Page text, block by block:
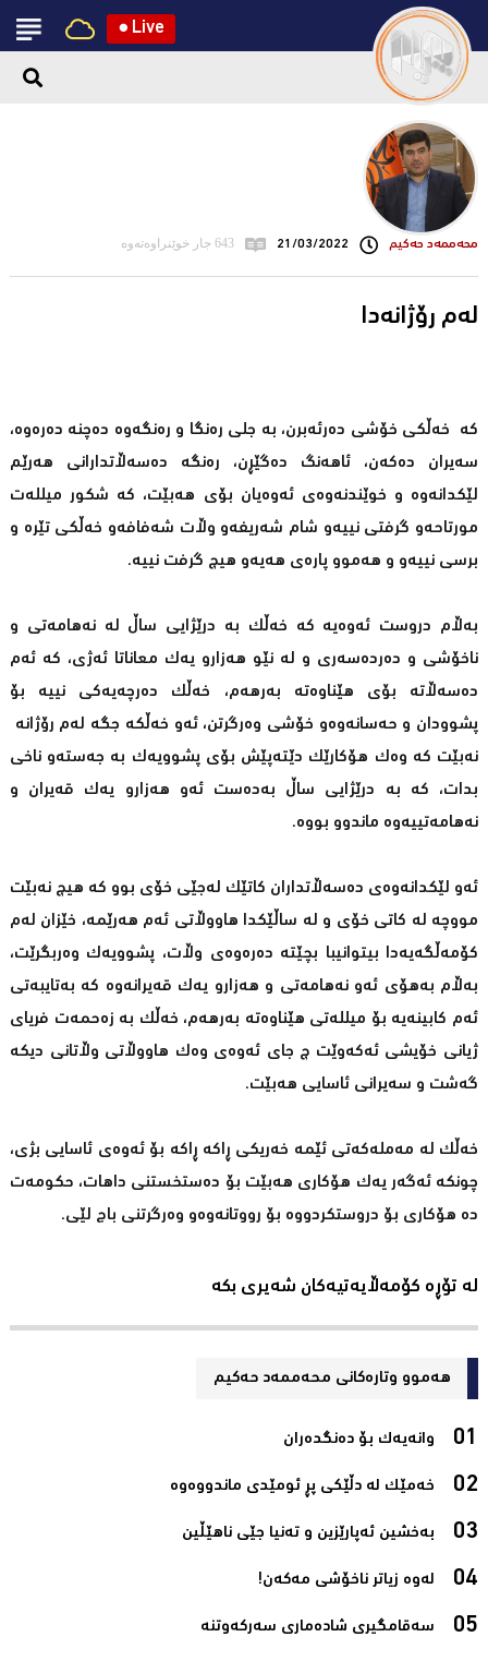
● Live
محه‌ممه‌د حه‌كیم 21/03/2022 643 جار خوێنراوەتەوە
لەم رۆژانەدا
کە خەڵكی خۆشی دەرئەبرن، بە جلی رەنگا و رەنگەوە دەچنە دەرەوە،
سەیران دەكەن، ئاهەنگ دەگێڕن، رەنگە دەسەڵاتدارانی هەرێم
لێكدانەوە و خوێندنەوەی ئەوەیان بۆی هەبێت، كە شكور میللەت
مورتاحەو گرفتی نییەو شام شەریفەو وڵات شەفافەو خەڵكی تێرە و
برسی نییەو و هەموو پارەی هەیەو هیچ گرفت نییە.
بەڵام دروست ئەوەیە كە خەڵك بە درێژایی ساڵ لە نەهامەتی و
ناخۆشی و دەردەسەری و لە نێو هەزارو یەك معاناتا ئەژی، كە ئەم
دەسەڵاتە بۆی هێناوەتە بەرهەم، خەڵك دەرچەیەكی نییە بۆ
پشوودان و حەسانەوەو خۆشی وەرگرتن، ئەو خەڵكە جگە لەم رۆژانە
نەبێت كە وەك هۆكارێك دێتەپێش بۆی پشوویەك بە جەستەو ناخی
بدات، كە بە درێژایی ساڵ بەدەست ئەو هەزارو یەك قەیران و
نەهامەتییەوە ماندوو بووە.
ئەو لێكدانەوەی دەسەڵاتداران كاتێك لەجێی خۆی بوو كە هیچ نەبێت
مووچە لە کاتی خۆی و لە ساڵێكدا هاووڵاتی ئەم هەرێمە، خێزان لەم
كۆمەڵگەیەدا بیتوانیبا بچێتە دەرەوەی وڵات، پشوویەك وەربگرێت،
بەڵام بەهۆی ئەو نەهامەتی و هەزارو یەك قەیرانەوە كە بەتایبەتی
ئەم كابینەیە بۆ میللەتی هێناوەتە بەرهەم، خەڵك بە زەحمەت فریای
ژیانی خۆیشی ئەكەوێت چ جای ئەوەی وەك هاووڵاتی وڵاتانی دیكە
گەشت و سەیرانی ئاسایی هەبێت.
خەڵك لە مەملەكەتی ئێمە خەریكی ڕاكە ڕاكە بۆ ئەوەی ئاسایی بژی،
چونكە ئەگەر یەك هۆكاری هەبێت بۆ دەستخستنی داهات، حكومەت
دە هۆكاری بۆ دروستكردووە بۆ رووتانەوەو وەرگرتنی باج لێی.
لە تۆڕە کۆمەڵایەتیەکان شەیری بکە
هەموو وتارەکانی محه‌ممه‌د حه‌كیم
وانەیەک بۆ دەنگدەران‌
خەمێک لە دڵێکی پڕ ئومێدی ماندووەوە‌
بەخشین ئەپارێزین و تەنیا جێی ناھێڵین‌
لەوە زیاتر ناخۆشی مەکەن!‌
سەقامگیری شادەماری سەرکەوتنە‌